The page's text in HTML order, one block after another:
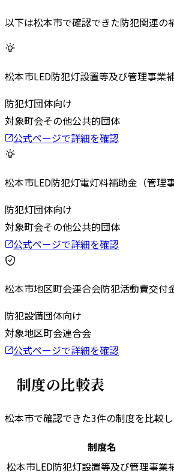
以下は松本市で確認できた防犯関連の
松本市LED防犯灯設置等及び管理事業
防犯灯団体向け
対象町会その他公共的団体
公式ページで詳細を確認
松本市LED防犯灯電灯料補助金（管理事
防犯灯団体向け
対象町会その他公共的団体
公式ページで詳細を確認
松本市地区町会連合会防犯活動費交付
防犯設備団体向け
対象地区町会連合会
公式ページで詳細を確認
制度の比較表
松本市で確認できた3件の制度を比較
制度名
松本市LED防犯灯設置等及び管理事業